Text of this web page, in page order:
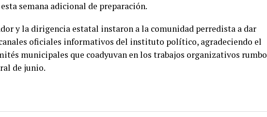
semana adicional de preparación.
y la dirigencia estatal instaron a la comunidad perredista a dar
oficiales informativos del instituto político, agradeciendo el
municipales que coadyuvan en los trabajos organizativos rumbo
de junio.